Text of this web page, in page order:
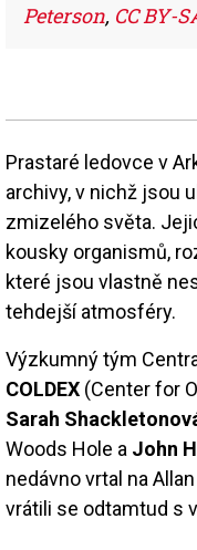
Peterson, CC BY-
Prastaré ledovce v
archivy, v nichž jsou
zmizelého světa.
kousky organismů,
které jsou vlastně
tehdejší atmosféry.
Výzkumný tým
COLDEX (Center for
Sarah
Woods Hole a John
nedávno vrtal na
vrátili se odtamtud s